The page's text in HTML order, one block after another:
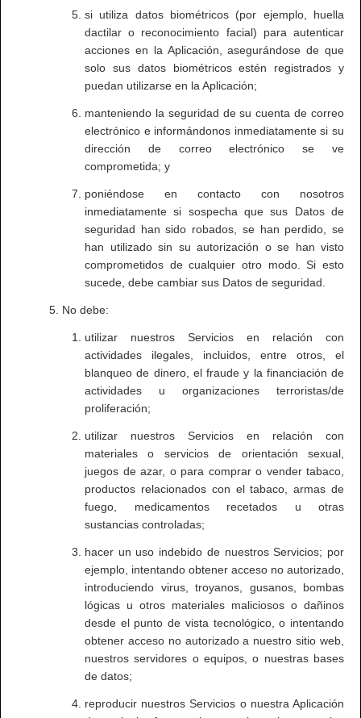
si utiliza datos biométricos (por ejemplo, huella
dactilar o reconocimiento facial) para autenticar
acciones en la Aplicación, asegurándose de que
solo sus datos biométricos estén registrados y
puedan utilizarse en la Aplicación;
manteniendo la seguridad de su cuenta de correo
electrónico e informándonos inmediatamente si su
dirección de correo electrónico se ve
comprometida; y
poniéndose en contacto con nosotros
inmediatamente si sospecha que sus Datos de
seguridad han sido robados, se han perdido, se
han utilizado sin su autorización o se han visto
comprometidos de cualquier otro modo. Si esto
sucede, debe cambiar sus Datos de seguridad.
No debe:
utilizar nuestros Servicios en relación con
actividades ilegales, incluidos, entre otros, el
blanqueo de dinero, el fraude y la financiación de
actividades u organizaciones terroristas/de
proliferación;
utilizar nuestros Servicios en relación con
materiales o servicios de orientación sexual,
juegos de azar, o para comprar o vender tabaco,
productos relacionados con el tabaco, armas de
fuego, medicamentos recetados u otras
sustancias controladas;
hacer un uso indebido de nuestros Servicios; por
ejemplo, intentando obtener acceso no autorizado,
introduciendo virus, troyanos, gusanos, bombas
lógicas u otros materiales maliciosos o dañinos
desde el punto de vista tecnológico, o intentando
obtener acceso no autorizado a nuestro sitio web,
nuestros servidores o equipos, o nuestras bases
de datos;
reproducir nuestros Servicios o nuestra Aplicación